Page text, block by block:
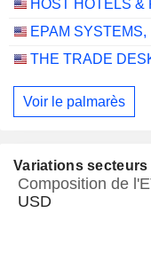
EPAM SYSTEMS,
THE TRADE
Voir le palmarès
Variations secteurs
Composition de
USD